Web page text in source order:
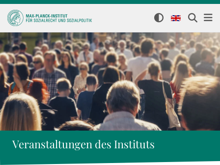
Veranstaltungen des Instituts